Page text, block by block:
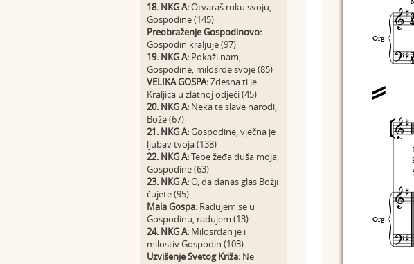
18. NKG A:Otvaraš ruku svoju,
Gospodine (145)
Preobraženje Gospodinovo:
Gospodin kraljuje (97)
19. NKG A: Pokaži nam,
Gospodine, milosrđe svoje (85)
VELIKA GOSPA:Zdesna ti je
Kraljica u zlatnoj odjeći (45)
20. NKG A: Neka te slave narodi,
Bože (67)
21. NKG A:Gospodine, vječna je
ljubav tvoja (138)
22. NKG A:Tebe žeđa duša moja,
Gospodine (63)
23. NKG A:O, da danas glas Božji
čujete (95)
Mala Gospa: Radujem se u
Gospodinu, radujem (13)
24. NKG A: Milosrdan je i
milostiv Gospodin (103)
Uzvišenje Svetog Križa: Ne